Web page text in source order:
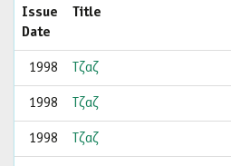
Issue
Date
Title
1998 Τζαζ
1998 Τζαζ
1998 Τζαζ